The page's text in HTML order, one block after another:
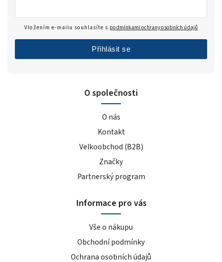
O společnosti
O nás
Kontakt
Velkoobchod (B2B)
Značky
Partnerský program
Informace pro vás
Vše o nákupu
Obchodní podmínky
Ochrana osobních údajů
Vložením e-mailu souhlasíte s podmínkami ochrany osobních údajů
Přihlásit se